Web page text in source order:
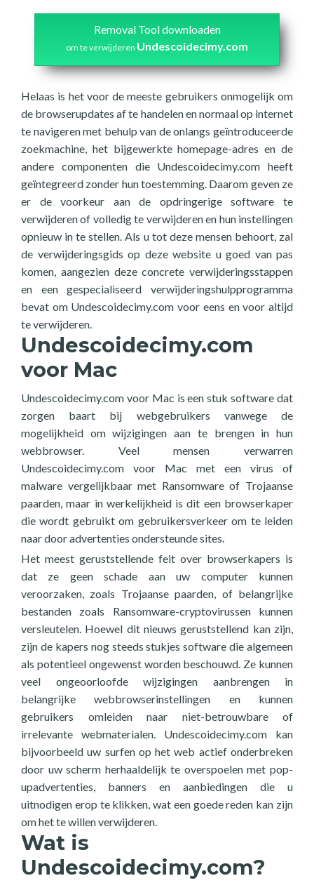
Removal Tool downloaden
om te verwijderen Undescoidecimy.com
Helaas is het voor de meeste gebruikers onmogelijk om
de browserupdates af te handelen en normaal op internet
te navigeren met behulp van de onlangs geïntroduceerde
zoekmachine, het bijgewerkte homepage-adres en de
andere componenten die Undescoidecimy.com heeft
geïntegreerd zonder hun toestemming. Daarom geven ze
er de voorkeur aan de opdringerige software te
verwijderen of volledig te verwijderen en hun instellingen
opnieuw in te stellen. Als u tot deze mensen behoort, zal
de verwijderingsgids op deze website u goed van pas
komen, aangezien deze concrete verwijderingsstappen
en een gespecialiseerd verwijderingshulpprogramma
bevat om Undescoidecimy.com voor eens en voor altijd
te verwijderen.
Undescoidecimy.com
voor Mac
Undescoidecimy.com voor Mac is een stuk software dat
zorgen baart bij webgebruikers vanwege de
mogelijkheid om wijzigingen aan te brengen in hun
webbrowser. Veel mensen verwarren
Undescoidecimy.com voor Mac met een virus of
malware vergelijkbaar met Ransomware of Trojaanse
paarden, maar in werkelijkheid is dit een browserkaper
die wordt gebruikt om gebruikersverkeer om te leiden
naar door advertenties ondersteunde sites.
Het meest geruststellende feit over browserkapers is
dat ze geen schade aan uw computer kunnen
veroorzaken, zoals Trojaanse paarden, of belangrijke
bestanden zoals Ransomware-cryptovirussen kunnen
versleutelen. Hoewel dit nieuws geruststellend kan zijn,
zijn de kapers nog steeds stukjes software die algemeen
als potentieel ongewenst worden beschouwd. Ze kunnen
veel ongeoorloofde wijzigingen aanbrengen in
belangrijke webbrowserinstellingen en kunnen
gebruikers omleiden naar niet-betrouwbare of
irrelevante webmaterialen. Undescoidecimy.com kan
bijvoorbeeld uw surfen op het web actief onderbreken
door uw scherm herhaaldelijk te overspoelen met pop-
upadvertenties, banners en aanbiedingen die u
uitnodigen erop te klikken, wat een goede reden kan zijn
om het te willen verwijderen.
Wat is
Undescoidecimy.com?